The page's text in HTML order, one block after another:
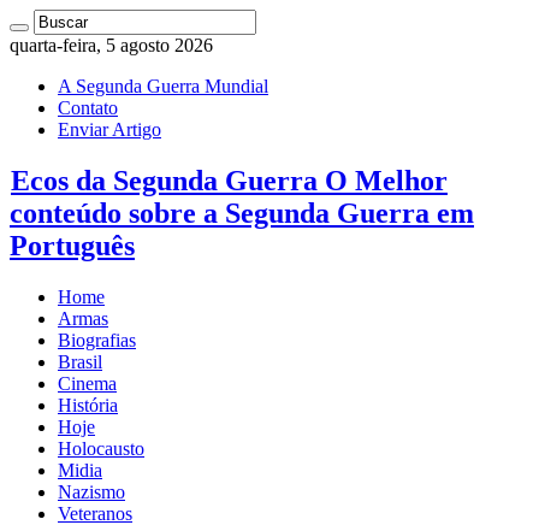
quarta-feira, 5 agosto 2026
A Segunda Guerra Mundial
Contato
Enviar Artigo
Ecos da Segunda Guerra O Melhor
conteúdo sobre a Segunda Guerra em
Português
Home
Armas
Biografias
Brasil
Cinema
História
Hoje
Holocausto
Midia
Nazismo
Veteranos